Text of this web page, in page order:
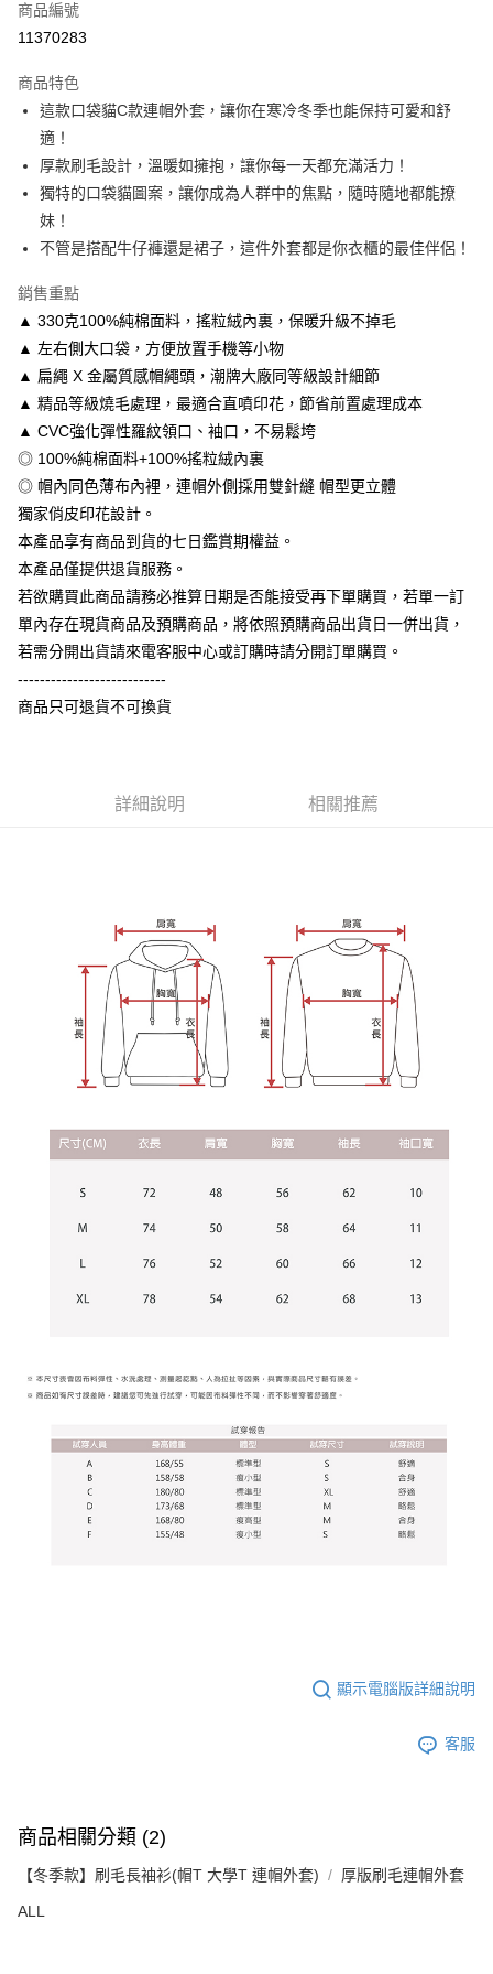
信用卡分期付款
合作金庫商業銀行
華南商業銀行
彰化商業銀行
上海商業儲蓄銀行
國泰世華商業銀行
兆豐國際商業銀行
臺灣中小企業銀行
台中商業銀行
匯豐（台灣）商業銀行
聯邦商業銀行
元大商業銀行
永豐商業銀行
台新國際商業銀行
台灣樂天信用卡公司
6 期 0 利率 每期
華南商業銀行
上海商業儲蓄銀行
台北富邦商業銀行
國泰世華商業銀行
兆豐國際商業銀行
臺灣中小企業銀行
匯豐（台灣）商業銀行
華泰商業銀行
元大商業銀行
玉山商業銀行
星展（台灣）商業銀行
台灣樂天信用卡公司
12 期 0 利率 每期 NT$53 21家銀行
合作金庫商業銀行
第一商業銀行
上海商業儲蓄銀行
台北富邦商業銀行
國泰世華商業銀行
臺灣中小企業銀行
台中商業銀行
聯邦商業銀行
元大商業銀行
永豐商業銀行
玉山商業銀行
星展（台灣）商業銀行
台新國際商業銀行
中國信託商業銀行
超商取貨付款
LINE Pay
Apple Pay
街口支付
悠遊付
Google Pay
全盈+PAY
大哥付你分期
相關說明
1.本服務由台灣大哥大提供，台灣大哥大用戶可立即使用無須另外申請。
2.付款方式選擇「大哥付你分期」，訂單成立後會自動跳轉到大哥付的交易
流程，驗證手機門號後，選擇欲分期的期數、繳款截止日，確認付款後即完
成交易。
3.實際核准額度、可分期數及費用金額請依後續交易確認頁面所載為準。
4.訂單成立30分鐘內，如未前往確認交易或遇審核未通過，訂單將自動取
消。如遇「轉專審核」未通過狀況，表示未達大哥付你分期系統評分，恕無
法說明評估內容。
【繳款方式說明】
1.分期款項不併入電信帳單，「大哥付你分期」於每月結算日後寄送繳費提
由本公司與您本人進行分期帳單所需資料之確認、核對及更正。
3.完整用戶服務條款，請詳閱以下連結：
https://oppay.tw/userRule
AFTEE先享後付
相關說明
【關於「AFTEE先享後付」】
AFTEE先享後付是「在收到商品之後才付款」的支付方式。 讓您購物簡單
１．簡單：不需註冊會員、不需綁卡、不需儲值。
２．便利：只要手機號碼，簡訊認證，即可結帳。
【「AFTEE先享後付」結帳流程】
ATM／網路銀行／等多元方式進行付款，方視為交易完成。
客戶支援中心」https://netprotections.freshdesk.com/support/home
【注意事項】
１．透過由恩沛科技股份有限公司提供之「AFTEE先享後付」服務完成之交
易，需依本服務之必要範圍內提供個人資料，並將交易相關給付款項請求債
權轉讓予恩沛科技股份有限公司。
２．關於個人資料處理事宜，請瀏覽以下網址：
https://aftee.tw/terms/#terms3
３．未成年的使用者請事先徵得法定代理人或監護人之同意方可使用
４．使用「AFTEE先享後付」時，將依據個別帳號之用戶狀況，依本公司即
請求用戶進行身份認證。
恩沛科技股份有限公司將有權停止該用戶之使用額度並採取法律行動。
ATM付款
運送方式
全家付款取貨
每筆NT$65，滿NT$899(含以上)免運費
每筆NT$60，滿NT$899(含以上)免運費
每筆NT$65，滿NT$899(含以上)免運費
商品編號
11370283
商品特色
這款口袋貓C款連帽外套，讓你在寒冷冬季也能保持可愛和舒
適！
厚款刷毛設計，溫暖如擁抱，讓你每一天都充滿活力！
獨特的口袋貓圖案，讓你成為人群中的焦點，隨時隨地都能撩
妹！
不管是搭配牛仔褲還是裙子，這件外套都是你衣櫃的最佳伴侶！
銷售重點
▲ 330克100%純棉面料，搖粒絨內裏，保暖升級不掉毛
▲ 左右側大口袋，方便放置手機等小物
▲ 扁繩 X 金屬質感帽繩頭，潮牌大廠同等級設計細節
▲ 精品等級燒毛處理，最適合直噴印花，節省前置處理成本
▲ CVC強化彈性羅紋領口、袖口，不易鬆垮
◎ 100%純棉面料+100%搖粒絨內裏
◎ 帽內同色薄布內裡，連帽外側採用雙針縫 帽型更立體
獨家俏皮印花設計。
本產品享有商品到貨的七日鑑賞期權益。
本產品僅提供退貨服務。
若欲購買此商品請務必推算日期是否能接受再下單購買，若單一訂
單內存在現貨商品及預購商品，將依照預購商品出貨日一併出貨，
若需分開出貨請來電客服中心或訂購時請分開訂單購買。
---------------------------
商品只可退貨不可換貨
詳細說明 相關推薦
顯示電腦版詳細說明
客服
商品相關分類 (2)
【冬季款】刷毛長袖衫(帽T 大學T 連帽外套) 厚版刷毛連帽外套
ALL